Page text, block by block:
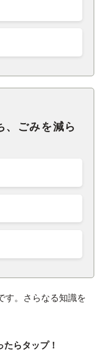
、ごみを減ら
す。さらなる知識を
らタップ！